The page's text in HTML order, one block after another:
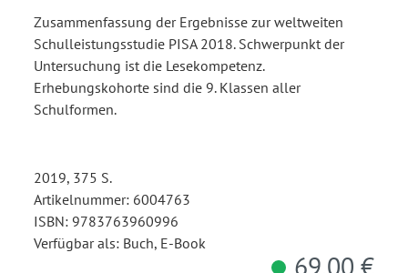
Zusammenfassung der Ergebnisse zur weltweiten
Schulleistungsstudie PISA 2018. Schwerpunkt der
Untersuchung ist die Lesekompetenz.
Erhebungskohorte sind die 9. Klassen aller
Schulformen.
2019, 375 S.
Artikelnummer: 6004763
ISBN: 9783763960996
Verfügbar als: Buch, E-Book
69,00 €